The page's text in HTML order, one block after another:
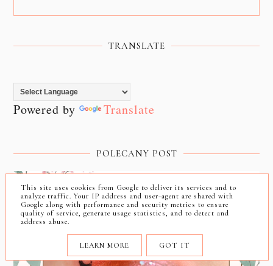
TRANSLATE
Powered by Translate
POLECANY POST
This site uses cookies from Google to deliver its services and to
analyze traffic. Your IP address and user-agent are shared with
Google along with performance and security metrics to ensure
quality of service, generate usage statistics, and to detect and
address abuse.
LEARN MORE GOT IT